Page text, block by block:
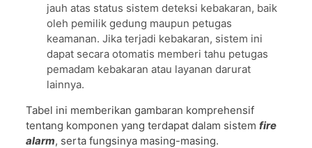
jauh atas status sistem deteksi kebakaran, baik
oleh pemilik gedung maupun petugas
keamanan. Jika terjadi kebakaran, sistem ini
dapat secara otomatis memberi tahu petugas
pemadam kebakaran atau layanan darurat
lainnya.
Tabel ini memberikan gambaran komprehensif
tentang komponen yang terdapat dalam sistem fire
alarm, serta fungsinya masing-masing.